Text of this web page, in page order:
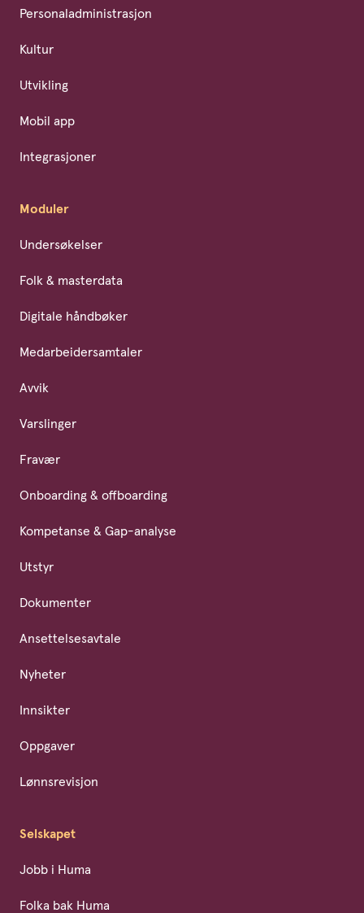
Personaladministrasjon
Kultur
Utvikling
Mobil app
Integrasjoner
Moduler
Undersøkelser
Folk & masterdata
Digitale håndbøker
Medarbeidersamtaler
Avvik
Varslinger
Fravær
Onboarding & offboarding
Kompetanse & Gap-analyse
Utstyr
Dokumenter
Ansettelsesavtale
Nyheter
Innsikter
Oppgaver
Lønnsrevisjon
Selskapet
Jobb i Huma
Folka bak Huma